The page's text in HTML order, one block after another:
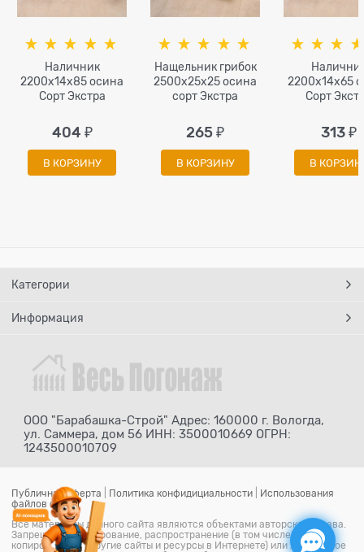
Наличник
2200х14х85 осина
Сорт Экстра
404 ₽
В КОРЗИНУ
Нащельник грибок
2500x25x25 осина
сорт Экстра
265 ₽
В КОРЗИНУ
2200х14х65
Сорт
313 ₽
В
Категории
Информация
ООО "Барабашка-Строй" Адрес: 160000 г. Вологда,
ул. Саммера, дом 56 ИНН: 3500010669 ОГРН:
1243500010709
Публичная оферта Политика конфидициальности
Использования
файлов cookie
Все материалы данного сайта являются объектами авторского права.
Запрещается копирование, распространение (в том числе путем
копирования на другие сайты и ресурсы в Интернете) или любое иное